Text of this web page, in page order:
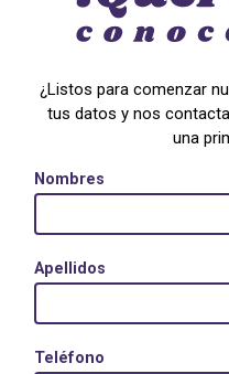
¿Listos para comenzar
tus datos y nos
una
Nombres
Apellidos
Teléfono